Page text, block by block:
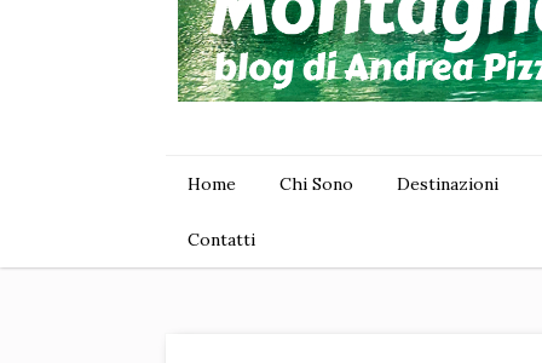
Home Chi Sono Destinazioni
Contatti